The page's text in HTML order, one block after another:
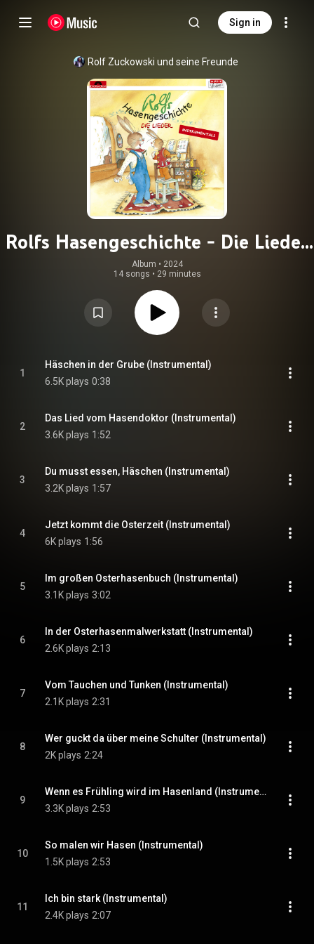
Sign in
Rolf Zuckowski und seine Freunde
Rolfs Hasengeschichte - Die Lieder
(Instrumentals)
Album • 2024
14 songs • 29 minutes
1
Häschen in der Grube (Instrumental)
6.5K plays 0:38
2
Das Lied vom Hasendoktor (Instrumental)
3.6K plays 1:52
3
Du musst essen, Häschen (Instrumental)
3.2K plays 1:57
4
Jetzt kommt die Osterzeit (Instrumental)
6K plays 1:56
5
Im großen Osterhasenbuch (Instrumental)
3.1K plays 3:02
6
In der Osterhasenmalwerkstatt (Instrumental)
2.6K plays 2:13
7
Vom Tauchen und Tunken (Instrumental)
2.1K plays 2:31
8
Wer guckt da über meine Schulter (Instrumental)
2K plays 2:24
9
Wenn es Frühling wird im Hasenland (Instrumental)
3.3K plays 2:53
10
So malen wir Hasen (Instrumental)
1.5K plays 2:53
11
Ich bin stark (Instrumental)
2.4K plays 2:07